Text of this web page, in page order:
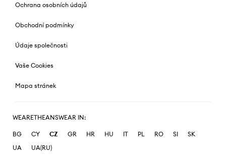
Ochrana osobních údajů
Obchodní podmínky
Údaje společnosti
Vaše Cookies
Mapa stránek
WEARETHEANSWEAR IN:
BG CY CZ GR HR HU IT PL RO SI
SK
UA
UA(RU)